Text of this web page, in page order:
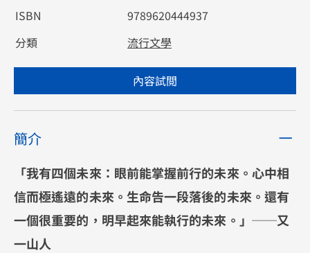
ISBN
9789620444937
分類
流行文學
內容試閲
簡介
「我有四個未來：眼前能掌握前行的未來。心中相
信而極遙遠的未來。生命告一段落後的未來。還有
一個很重要的，明早起來能執行的未來。」──又
一山人